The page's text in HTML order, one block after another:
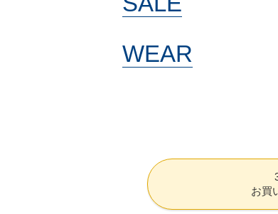
WEAR
お買